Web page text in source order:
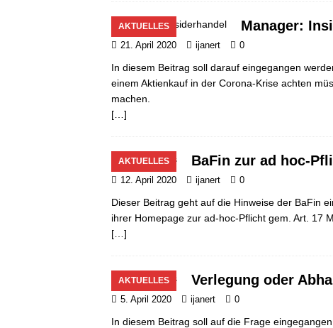
AKTUELLES Manager:
21. April 2020 ijanert 0
In diesem Beitrag soll darauf eingegangen
einem Aktienkauf in der Corona-Krise achten
machen.
[…]
AKTUELLES BaFin zur ad hoc-
12. April 2020 ijanert 0
Dieser Beitrag geht auf die Hinweise der BaFin
ihrer Homepage zur ad-hoc-Pflicht gem. Art. 17
[…]
AKTUELLES Verlegung oder
5. April 2020 ijanert 0
In diesem Beitrag soll auf die Frage